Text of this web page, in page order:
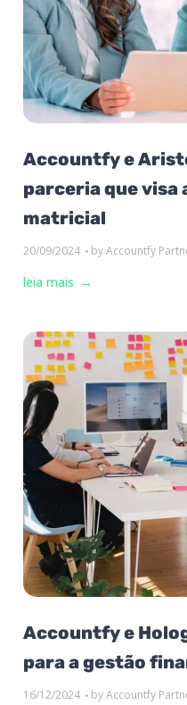
Accountfy e
parceria que visa
matricial
20/09/2024 byAccountfy
leia mais
Accountfy e
para a gestão
16/12/2024 byAccountfy